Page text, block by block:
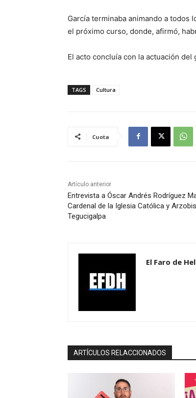
García terminaba animando a todos
el próximo curso, donde, afirmó,
El acto concluía con la actuación
TAGS Cultura
Cuota
Artículo anterior
Entrevista a Óscar Andrés Rodríguez
Cardenal de la Iglesia Católica y
Tegucigalpa
El Faro de
ARTÍCULOS RELACCIONADOS